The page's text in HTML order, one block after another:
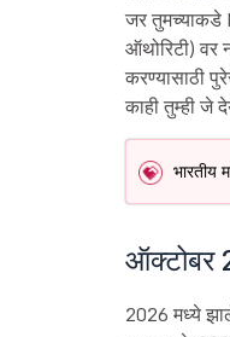
जर तुमच्याकडे
ऑथोरिटी) वर
करण्यासाठी
काही तुम्ही जे
भारतीय
ऑक्टोबर
2026 मध्ये